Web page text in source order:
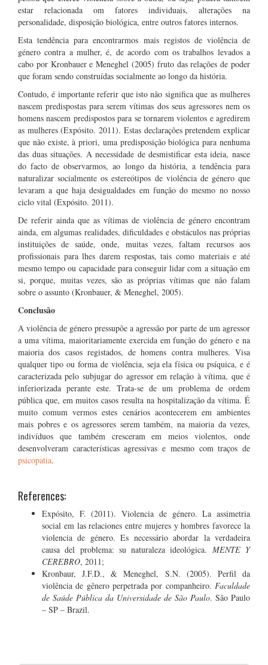
estar relacionada om fatores individuais, alterações na
personalidade, disposição biológica, entre outros fatores internos.
Esta tendência para encontrarmos mais registos de violência de
género contra a mulher, é, de acordo com os trabalhos levados a
cabo por Kronbauer e Meneghel (2005) fruto das relações de poder
que foram sendo construídas socialmente ao longo da história.
Contudo, é importante referir que isto não significa que as mulheres
nascem predispostas para serem vítimas dos seus agressores nem os
homens nascem predispostos para se tornarem violentos e agredirem
as mulheres (Expósito. 2011). Estas declarações pretendem explicar
que não existe, à priori, uma predisposição biológica para nenhuma
das duas situações. A necessidade de desmistificar esta ideia, nasce
do facto de observarmos, ao longo da história, a tendência para
naturalizar socialmente os estereótipos de violência de género que
levaram a que haja desigualdades em função do mesmo no nosso
ciclo vital (Expósito. 2011).
De referir ainda que as vítimas de violência de género encontram
ainda, em algumas realidades, dificuldades e obstáculos nas próprias
instituições de saúde, onde, muitas vezes, faltam recursos aos
profissionais para lhes darem respostas, tais como materiais e até
mesmo tempo ou capacidade para conseguir lidar com a situação em
si, porque, muitas vezes, são as próprias vítimas que não falam
sobre o assunto (Kronbauer, & Meneghel, 2005).
Conclusão
A violência de género pressupõe a agressão por parte de um agressor
a uma vítima, maioritariamente exercida em função do género e na
maioria dos casos registados, de homens contra mulheres. Visa
qualquer tipo ou forma de violência, seja ela física ou psíquica, e é
caracterizada pelo subjugar do agressor em relação à vítima, que é
inferiorizada perante este. Trata-se de um problema de ordem
pública que, em muitos casos resulta na hospitalização da vítima. É
muito comum vermos estes cenários acontecerem em ambientes
mais pobres e os agressores serem também, na maioria da vezes,
indivíduos que também cresceram em meios violentos, onde
desenvolveram características agressivas e mesmo com traços de
psicopatia.
References:
Expósito, F. (2011). Violencia de género. La assimetria
social em las relaciones entre mujeres y hombres favorece la
violencia de género. Es necessário abordar la verdadeira
causa del problema: su naturaleza ideológica. MENTE Y
CEREBRO, 2011;
Kronbaur, J.F.D., & Meneghel, S.N. (2005). Perfil da
violência de gênero perpetrada por companheiro. Faculdade
de Saúde Pública da Universidade de São Paulo. São Paulo
– SP – Brazil.